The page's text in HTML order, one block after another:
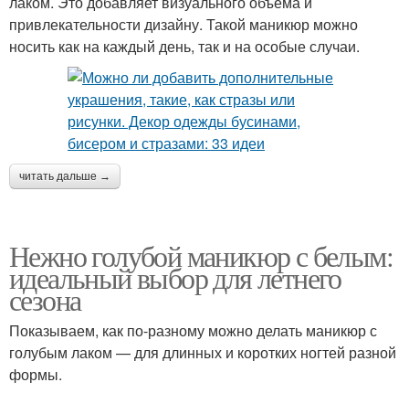
привлекательности дизайну. Такой маникюр можно
носить как на каждый день, так и на особые случаи.
читать дальше →
Нежно голубой маникюр с белым:
идеальный выбор для летнего
сезона
Показываем, как по-разному можно делать маникюр с
голубым лаком — для длинных и коротких ногтей разной
формы.